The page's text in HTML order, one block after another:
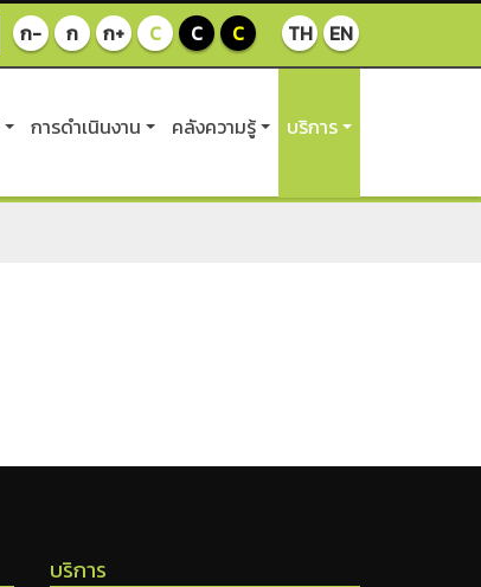
TH EN
ก- ก ก+ C C C
การดำเนินงาน คลังความรู้ บริการ
บริการ